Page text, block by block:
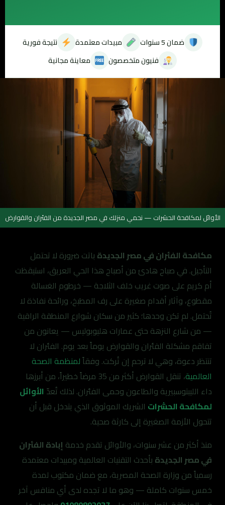
ضمان 5 سنوات مبيدات معتمدة
نتيجة فورية
فنيون متخصصون
معاينة مجانية
الأوائل لمكافحة الحشرات — نحمي منزلك في مصر الجديدة من الفئران والقوارض
مكافحة الفئران في مصر الجديدةباتت ضرورة لا تحتمل
التأجيل. في صباح هادئ من أصباح هذا الحي العريق، استيقظت
أم كريم على صوت غريب خلف الثلاجة — خرطوم الغسالة
مقطوع، وآثار أقدام صغيرة على رف المطبخ، ورائحة نفاذة لا
تُحتمل. لم تكن وحدها؛ كثير من سكان شوارع المنطقة الراقية
— من شارع النزهة حتى عمارات هليوبوليس — يعانون من
تفاقم مشكلة الفئران والقوارض يوماً بعد يوم. الفئران لا
تنتظر دعوة، وهي لا ترحم إن تُركت. وفقاًلمنظمة الصحة
العالمية
، تنقل القوارض أكثر من 35 مرضاً خطيراً، من أبرزها
داء الليبتوسبيرية والطاعون وحمى الفئران. لذلك تُعدّالأوائل
لمكافحة الحشراتالشريك الموثوق الذي يتدخل قبل أن
تتحول الأزمة الصغيرة إلى كارثة صحية.
منذ أكثر من عشر سنوات، والأوائل تقدم خدمةإبادة الفئران
في مصر الجديدةبأحدث التقنيات العالمية ومبيدات معتمدة
رسمياً من وزارة الصحة المصرية، مع ضمان مكتوب لمدة
خمس سنوات كاملة — وهو ما لا تجده لدى أي منافس آخر